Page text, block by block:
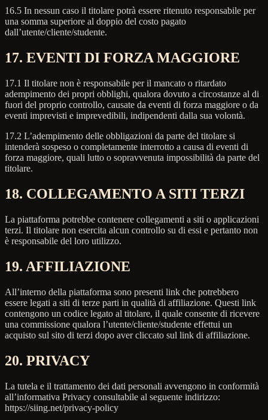
16.5 In nessun caso il titolare potrà essere ritenuto responsabile per
una somma superiore al doppio del costo pagato
dall’utente/cliente/studente.
17. EVENTI DI FORZA MAGGIORE
17.1 Il titolare non è responsabile per il mancato o ritardato
adempimento dei propri obblighi, qualora dovuto a circostanze al di
fuori del proprio controllo, causate da eventi di forza maggiore o da
eventi imprevisti e imprevedibili, indipendenti dalla sua volontà.
17.2 L’adempimento delle obbligazioni da parte del titolare si
intenderà sospeso o completamente interrotto a causa di eventi di
forza maggiore, quali lutto o sopravvenuta impossibilità da parte del
titolare.
18. COLLEGAMENTO A SITI TERZI
La piattaforma potrebbe contenere collegamenti a siti o applicazioni
terzi. Il titolare non esercita alcun controllo su di essi e pertanto non
è responsabile del loro utilizzo.
19. AFFILIAZIONE
All’interno della piattaforma sono presenti link che potrebbero
essere legati a siti di terze parti in qualità di affiliazione. Questi link
contengono un codice legato al titolare, il quale consente di ricevere
una commissione qualora l’utente/cliente/studente effettui un
acquisto sul sito di terzi dopo aver cliccato sul link di affiliazione.
20. PRIVACY
La tutela e il trattamento dei dati personali avvengono in conformità
all’informativa Privacy consultabile al seguente indirizzo:
https://siing.net/privacy-policy